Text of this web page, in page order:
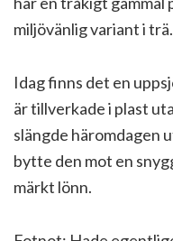
miljövänlig variant i trä.
Idag finns det en
är tillverkade i plast
slängde häromdagen
bytte den mot en
märkt lönn.